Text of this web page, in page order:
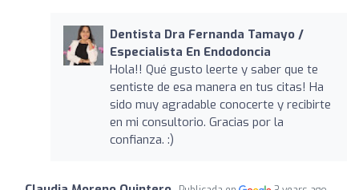
Dentista Dra Fernanda Tamayo /
Especialista En Endodoncia
Hola!! Qué gusto leerte y saber que te
sentiste de esa manera en tus citas! Ha
sido muy agradable conocerte y recibirte
en mi consultorio. Gracias por la
confianza. :)